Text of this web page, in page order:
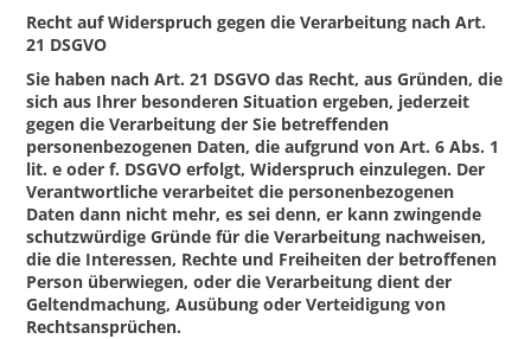
Recht auf Widerspruch gegen die Verarbeitung nach Art.
21 DSGVO
Sie haben nach Art. 21 DSGVO das Recht, aus Gründen, die
sich aus Ihrer besonderen Situation ergeben, jederzeit
gegen die Verarbeitung der Sie betreffenden
personenbezogenen Daten, die aufgrund von Art. 6 Abs. 1
lit. e oder f. DSGVO erfolgt, Widerspruch einzulegen. Der
Verantwortliche verarbeitet die personenbezogenen
Daten dann nicht mehr, es sei denn, er kann zwingende
schutzwürdige Gründe für die Verarbeitung nachweisen,
die die Interessen, Rechte und Freiheiten der betroffenen
Person überwiegen, oder die Verarbeitung dient der
Geltendmachung, Ausübung oder Verteidigung von
Rechtsansprüchen.